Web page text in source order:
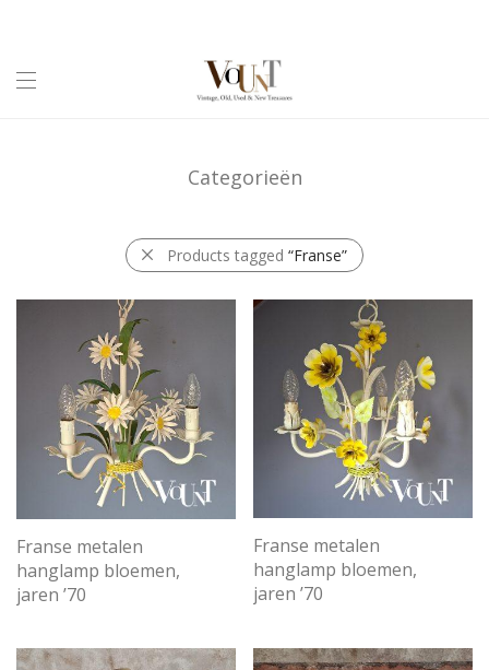
Categorieën
Products tagged “Franse”
Franse metalen
hanglamp bloemen,
jaren ’70
Franse metalen
hanglamp bloemen,
jaren ’70